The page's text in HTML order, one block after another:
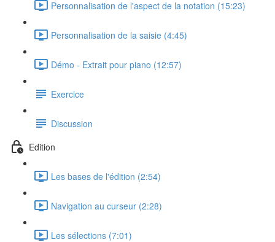
Personnalisation de l'aspect de la notation (15:23)
Personnalisation de la saisie (4:45)
Démo - Extrait pour piano (12:57)
Exercice
Discussion
Edition
Les bases de l'édition (2:54)
Navigation au curseur (2:28)
Les sélections (7:01)